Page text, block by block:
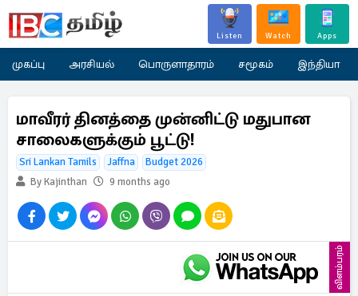
Listen Watch Apps
முகப்பு அரசியல் பொருளாதாரம் சமூகம் இந்தியா
மாவீரர் தினத்தை முன்னிட்டு மதுபான
சாலைகளுக்கும் பூட்டு!
Sri Lankan Tamils Jaffna
Budget 2026
By Kajinthan
9 months ago
விளம்பரம்